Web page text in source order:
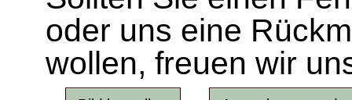
oder uns eine
wollen, freuen wir